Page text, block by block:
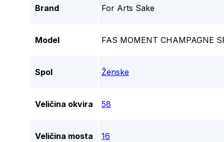
Brand For Arts Sake
Model FAS MOMENT CHAMPAGNE
Spol Ženske
Veličina okvira 58
Veličina mosta 16